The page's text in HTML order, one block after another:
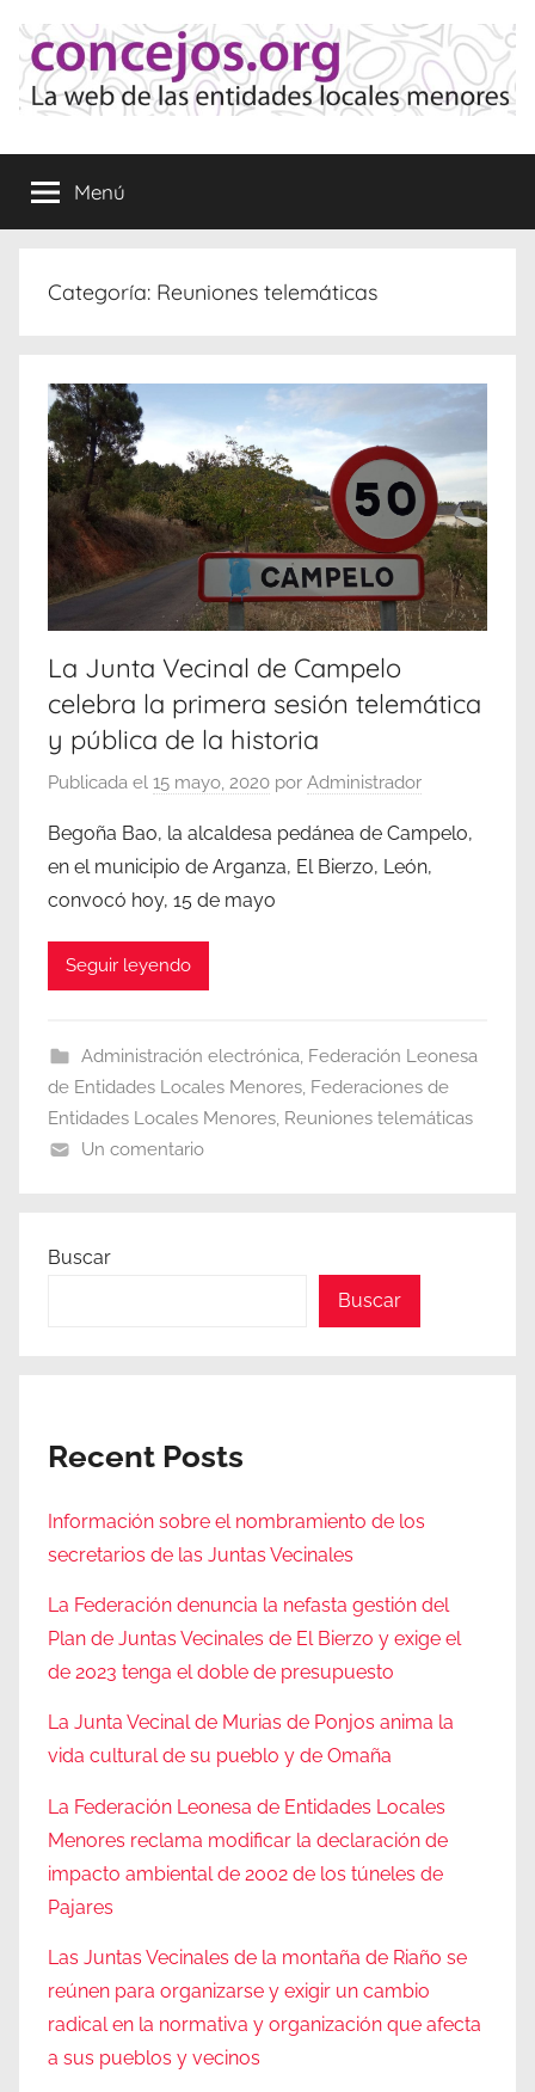
contenido
Concejos
de
las
Locales
Menú
Categoría: Reuniones telemáticas
La Junta Vecinal de Campelo
celebra la primera sesión telemática
y pública de la historia
Publicada el 15 mayo, 2020 por Administrador
Begoña Bao, la alcaldesa pedánea de Campelo,
en el municipio de Arganza, El Bierzo, León,
convocó hoy, 15 de mayo
Seguir leyendo
Administración electrónica, Federación Leonesa
de Entidades Locales Menores, Federaciones de
Entidades Locales Menores, Reuniones telemáticas
Un comentario
Buscar
Buscar
Recent Posts
Información sobre el nombramiento de los
secretarios de las Juntas Vecinales
La Federación denuncia la nefasta gestión del
Plan de Juntas Vecinales de El Bierzo y exige el
de 2023 tenga el doble de presupuesto
La Junta Vecinal de Murias de Ponjos anima la
vida cultural de su pueblo y de Omaña
La Federación Leonesa de Entidades Locales
Menores reclama modificar la declaración de
impacto ambiental de 2002 de los túneles de
Pajares
Las Juntas Vecinales de la montaña de Riaño se
reúnen para organizarse y exigir un cambio
radical en la normativa y organización que afecta
a sus pueblos y vecinos